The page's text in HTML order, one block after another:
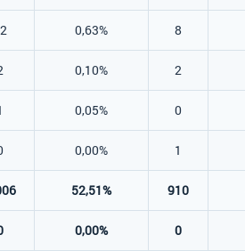
0,63% 8
0,10% 2
0,05% 0
0,00% 1
52,51% 910
0,00% 0